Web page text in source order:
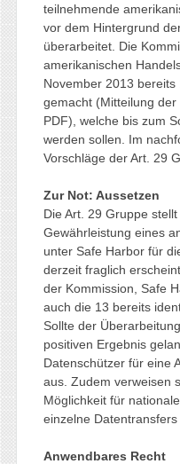
teilnehmende
vor dem Hintergrund
überarbeitet. Die
amerikanischen
November 2013
gemacht (Mitteilung der
PDF), welche bis zum
werden sollen. Im
Vorschläge der Art. 29
Zur Not: Aussetzen
Die Art. 29 Gruppe
Gewährleistung eines
unter Safe Harbor für
derzeit fraglich
der Kommission, Safe
auch die 13 bereits
Sollte der
positiven Ergebnis
Datenschützer für eine
aus. Zudem verweisen
Möglichkeit für
einzelne Datentransfers
Anwendbares Recht